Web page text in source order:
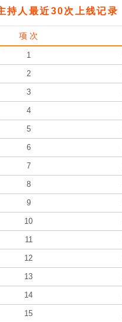
持人最近30次上线记录
项 次
1
2
3
4
5
6
7
8
9
10
11
12
13
14
15